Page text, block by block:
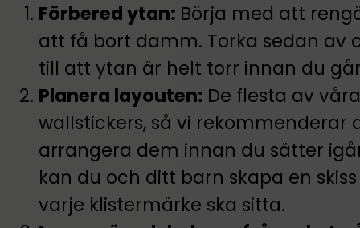
Förbered ytan: Börja med att
att få bort damm. Torka sedan av
till att ytan är helt torr innan du
Planera layouten: De flesta av
wallstickers, så vi
arrangera dem innan du sätter
kan du och ditt barn skapa en
varje klistermärke ska sitta.